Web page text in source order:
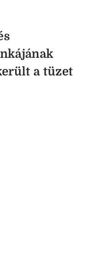
a tüzet